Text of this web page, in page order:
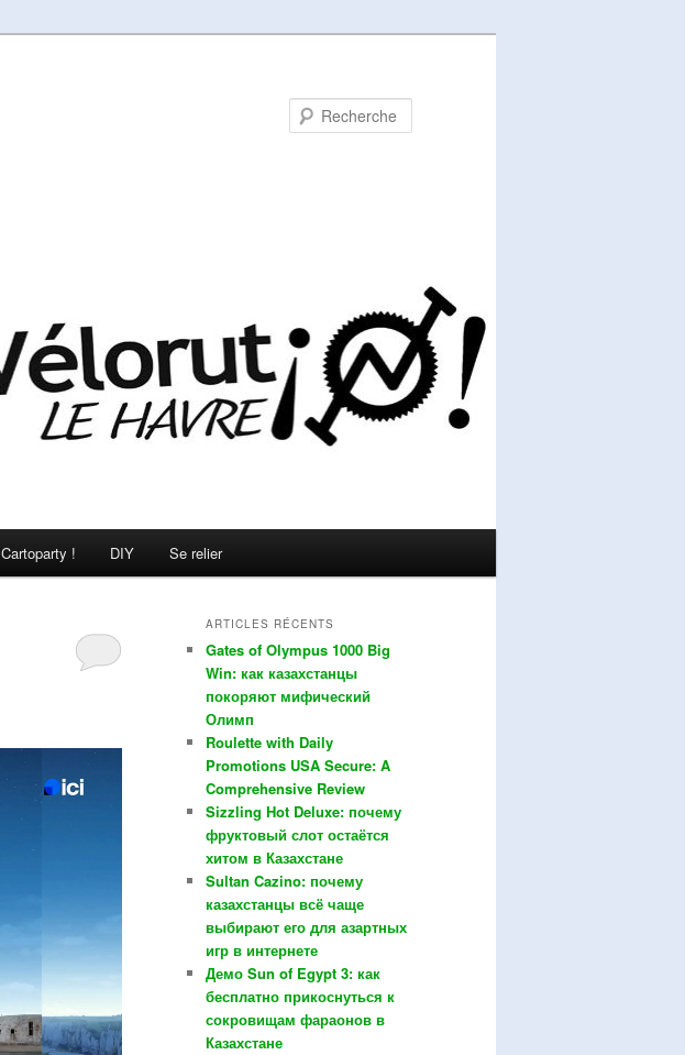
Cartoparty ! DIY Se relier
ARTICLES RÉCENTS
Gates of Olympus 1000 Big
Win: как казахстанцы
покоряют мифический
Олимп
Roulette with Daily
Promotions USA Secure: A
Comprehensive Review
Sizzling Hot Deluxe: почему
фруктовый слот остаётся
хитом в Казахстане
Sultan Cazino: почему
казахстанцы всё чаще
выбирают его для азартных
игр в интернете
Демо Sun of Egypt 3: как
бесплатно прикоснуться к
сокровищам фараонов в
Казахстане